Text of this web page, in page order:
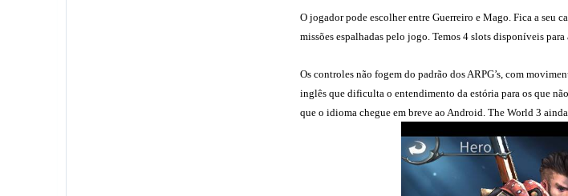
O jogador pode escolher entre Guerreiro e Mago. Fica a seu
missões espalhadas pelo jogo. Temos 4 slots disponíveis
Os controles não fogem do padrão dos ARPG’s, com
inglês que dificulta o entendimento da estória para os que
que o idioma chegue em breve ao Android. The World 3